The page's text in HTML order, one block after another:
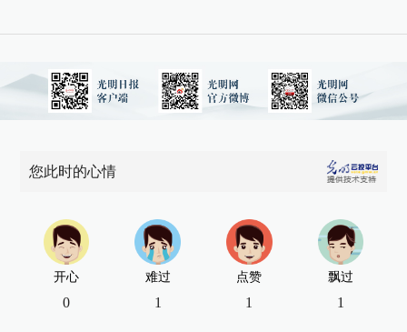
您此时的心情
开心
0
难过
1
点赞
1
飘过
1